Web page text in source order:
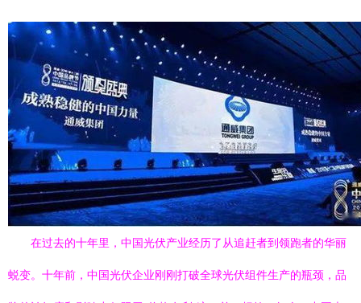
在过去的十年里，中国光伏产业经历了从追赶者到领跑者的华丽
蜕变。十年前，中国光伏企业刚刚打破全球光伏组件生产的瓶颈，品